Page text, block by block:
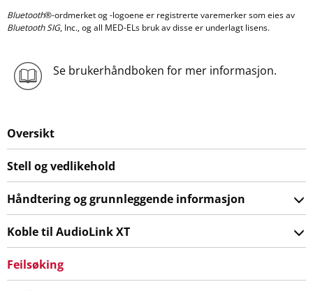
Bluetooth®-ordmerket og -logoene er registrerte varemerker som eies av
Bluetooth SIG, Inc., og all MED-ELs bruk av disse er underlagt lisens.
Se brukerhåndboken for mer informasjon.
Oversikt
Stell og vedlikehold
Håndtering og grunnleggende informasjon
Koble til AudioLink XT
Feilsøking